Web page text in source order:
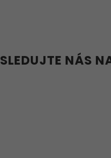
SLEDUJTE NÁS